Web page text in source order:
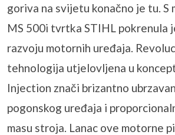
goriva na svijetu konačno je tu. S
MS 500i tvrtka STIHL pokrenula
razvoju motornih uređaja.
tehnologija utjelovljena u
Injection znači brizantno
pogonskog uređaja i
masu stroja. Lanac ove motorne